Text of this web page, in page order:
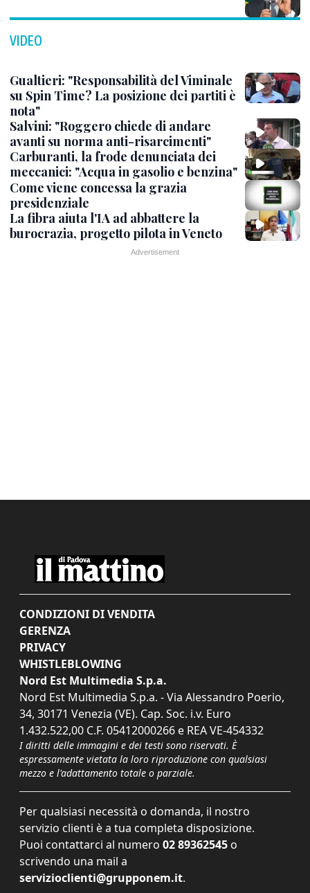
VIDEO
Gualtieri: "Responsabilità del Viminale
su Spin Time? La posizione dei partiti è
nota"
Salvini: "Roggero chiede di andare
avanti su norma anti-risarcimenti"
Carburanti, la frode denunciata dei
meccanici: "Acqua in gasolio e benzina"
Come viene concessa la grazia
presidenziale
La fibra aiuta l'IA ad abbattere la
burocrazia, progetto pilota in Veneto
CONDIZIONI DI VENDITA
GERENZA
PRIVACY
WHISTLEBLOWING
Nord Est Multimedia S.p.a.
Nord Est Multimedia S.p.a. - Via Alessandro Poerio,
34, 30171 Venezia (VE). Cap. Soc. i.v. Euro
1.432.522,00 C.F. 05412000266 e REA VE-454332
I diritti delle immagini e dei testi sono riservati. È
espressamente vietata la loro riproduzione con qualsiasi
mezzo e l'adattamento totale o parziale.
Per qualsiasi necessità o domanda, il nostro
servizio clienti è a tua completa disposizione.
Puoi contattarci al numero 02 89362545 o
scrivendo una mail a
servizioclienti@grupponem.it.